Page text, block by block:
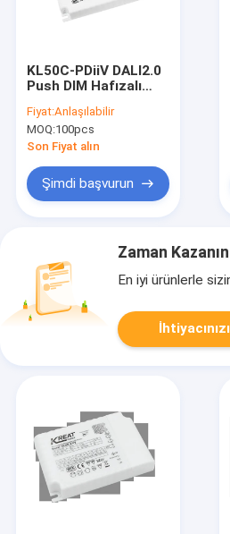
KL50C-PDiiV DALI2.0
Push DIM Hafızalı
Sürücü
Fiyat:Anlaşılabilir
MOQ:100pcs
Son Fiyat alın
Şimdi başvurun
Zaman Kazanın
En iyi ürünlerle